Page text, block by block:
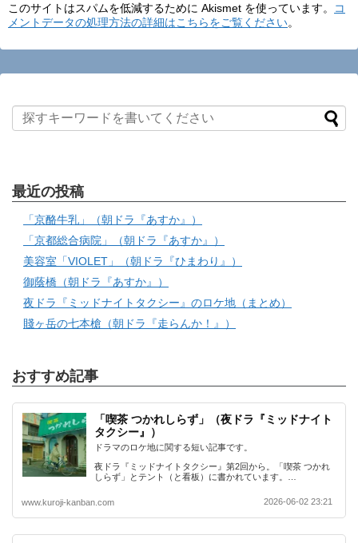
このサイトはスパムを低減するために Akismet を使っています。
コ
メントデータの処理方法の詳細はこちらをご覧ください。
最近の投稿
「京酪牛乳」（朝ドラ『あすか』）
「京都総合病院」（朝ドラ『あすか』）
美容室「VIOLET」（朝ドラ『ひまわり』）
御蔭橋（朝ドラ『あすか』）
夜ドラ『ミッドナイトタクシー』のロケ地（まとめ）
賤ヶ岳の七本槍（朝ドラ『走らんか！』）
おすすめ記事
「喫茶 つかれしらず」（夜ドラ『ミッドナイト
タクシー』）
ドラマのロケ地に関する短い記事です。
夜ドラ『ミッドナイトタクシー』第2回から。「喫茶 つかれ
しらず」とテント（と看板）に書かれています。…
www.kuroji-kanban.com 2026-06-02 23:21